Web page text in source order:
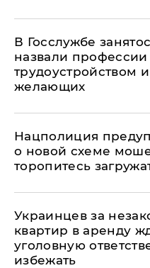
В Госслужбе
назвали
трудоустройством
желающих
Нацполиция
о новой схеме
торопитесь
Украинцев за
квартир в аренду
уголовную
избежать